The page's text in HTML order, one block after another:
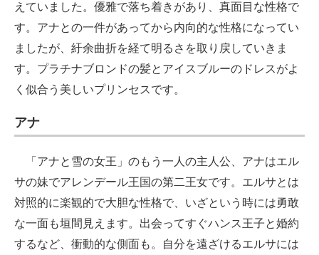
えていました。優雅で落ち着きがあり、真面目な性格で
す。アナとの一件があってから内向的な性格になってい
ましたが、紆余曲折を経て明るさを取り戻していきま
す。プラチナブロンドの髪とアイスブルーのドレスがよ
く似合う美しいプリンセスです。
アナ
「アナと雪の女王」のもう一人の主人公、アナはエル
サの妹でアレンデール王国の第二王女です。エルサとは
対照的に楽観的で大胆な性格で、いざという時には勇敢
な一面も垣間見えます。出会ってすぐハンス王子と婚約
するなど、衝動的な側面も。自分を遠ざけるエルサには